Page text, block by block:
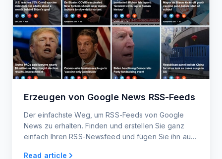
Erzeugen von Google News RSS-Feeds
Der einfachste Weg, um RSS-Feeds von Google
News zu erhalten. Finden und erstellen Sie ganz
einfach Ihren RSS-Newsfeed und fügen Sie ihn auf
Read article